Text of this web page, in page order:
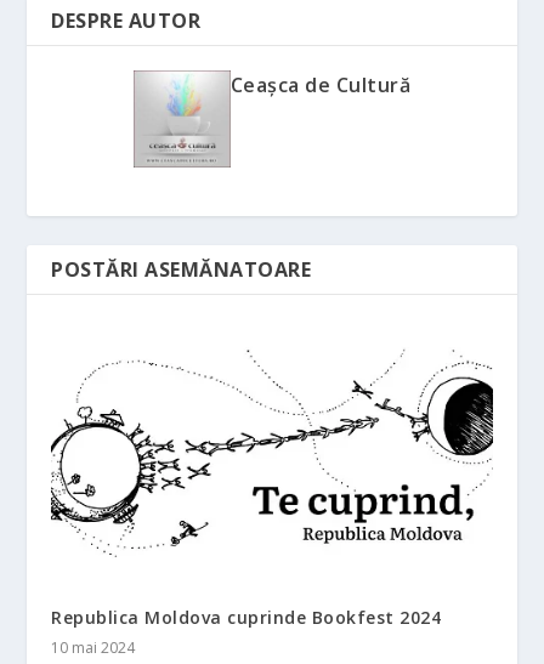
DESPRE AUTOR
Ceașca de Cultură
POSTĂRI ASEMĂNATOARE
Republica Moldova cuprinde Bookfest 2024
10 mai 2024